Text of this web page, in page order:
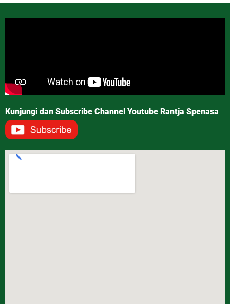
Kunjungi dan Subscribe Channel Youtube Rantja Spenasa